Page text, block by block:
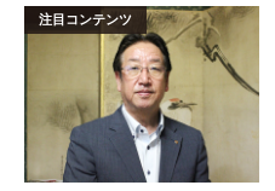
注目コンテンツ